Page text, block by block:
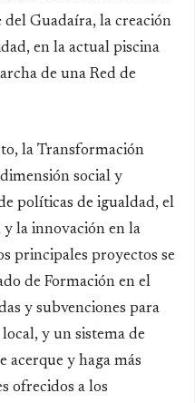
del Guadaíra, la creación
en la actual piscina
de una Red de
la Transformación
social y
políticas de igualdad, el
y la innovación en la
principales proyectos se
de Formación en el
y subvenciones para
y un sistema de
acerque y haga más
ofrecidos a los